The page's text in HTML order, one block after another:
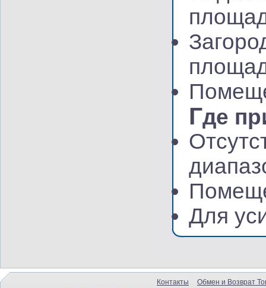
Где
Для
Контакты Обмен и Возврат